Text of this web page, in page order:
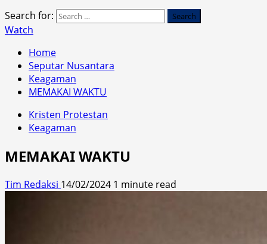
Search for:
Watch
Home
Seputar Nusantara
Keagaman
MEMAKAI WAKTU
Kristen Protestan
Keagaman
MEMAKAI WAKTU
Tim Redaksi 14/02/2024 1 minute read